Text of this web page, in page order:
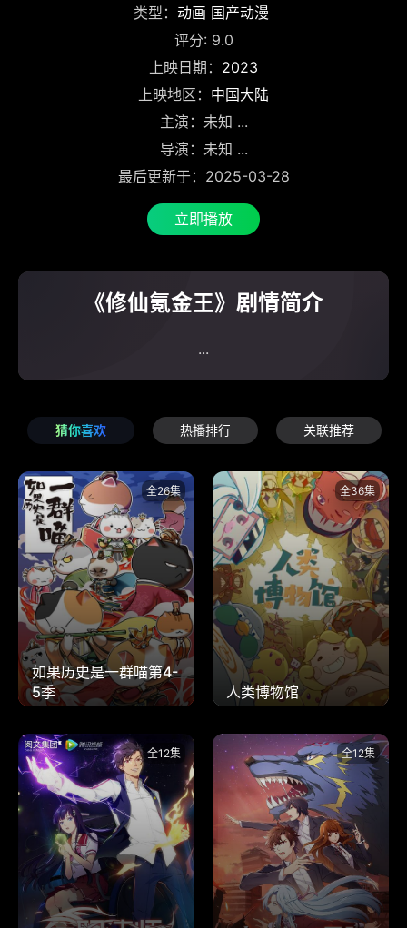
类型： 动画 国产动漫
评分: 9.0
上映日期： 2023
上映地区： 中国大陆
主演：未知 ...
导演：未知 ...
最后更新于：2025-03-28
立即播放
《修仙氪金王》剧情简介
...
猜你喜欢 热播排行 关联推荐
全26集
如果历史是一群喵第4-
5季
全36集
人类博物馆
全12集 全12集